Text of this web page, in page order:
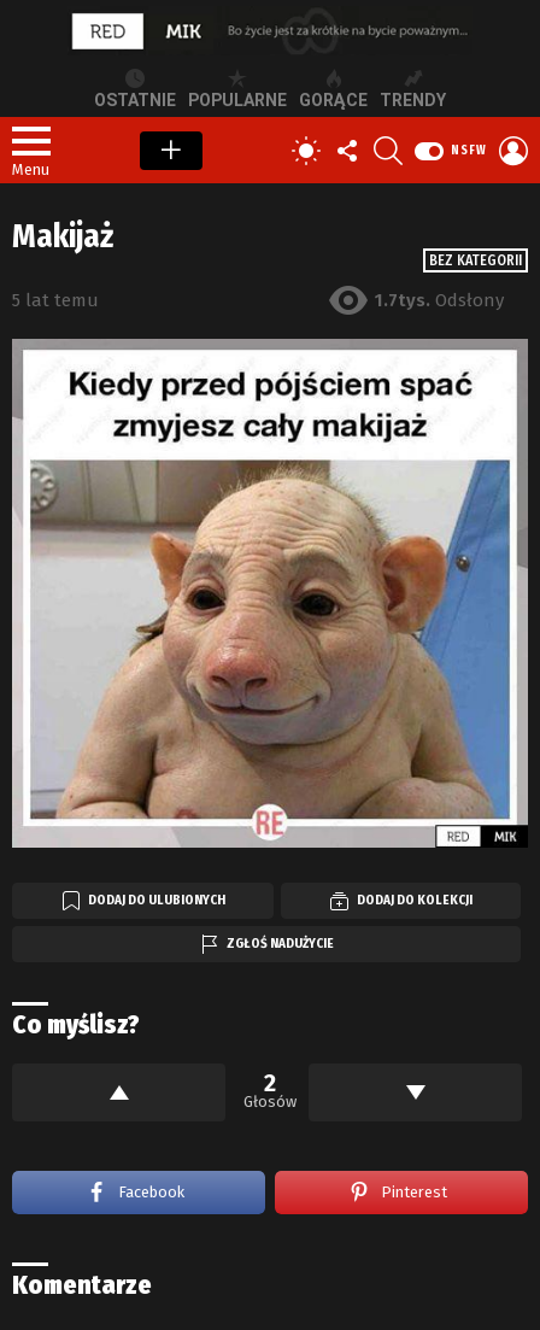
OSTATNIE POPULARNE GORĄCE TRENDY
Menu
PRZEŁĄCZ
SKÓRKĘ
OBSERWUJ
NAS
NSFW
BEZ KATEGORII
Makijaż
5 lat temu 1.7tys. Odsłony
DODAJ DO ULUBIONYCH DODAJ DO KOLEKCJI
ZGŁOŚ NADUŻYCIE
Co myślisz?
2
Głosów
Facebook Pinterest
Komentarze